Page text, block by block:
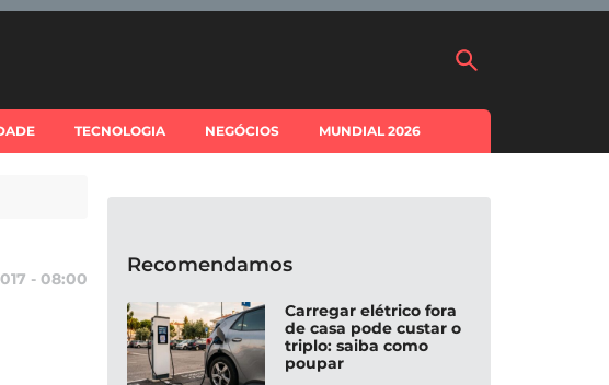
TECNOLOGIA NEGÓCIOS MUNDIAL 2026
- 08:00
Recomendamos
Carregar elétrico fora
de casa pode custar o
triplo: saiba como
poupar